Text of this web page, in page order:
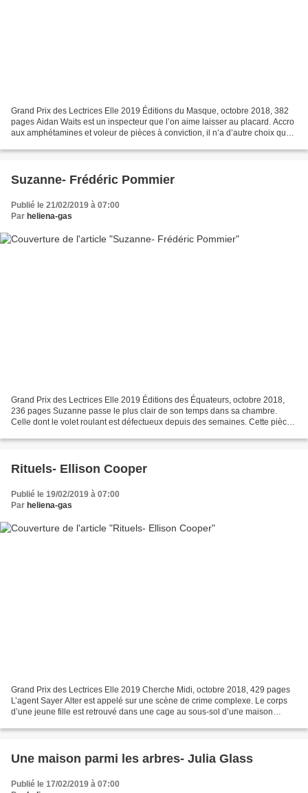
Grand Prix des Lectrices Elle 2019 Éditions du Masque, octobre 2018, 382
pages Aidan Waits est un inspecteur que l’on aime laisser au placard. Accro
aux amphétamines et voleur de pièces à conviction, il n’a d’autre choix que
Suzanne- Frédéric Pommier
Publié le 21/02/2019 à 07:00
Par heliena-gas
Grand Prix des Lectrices Elle 2019 Éditions des Équateurs, octobre 2018,
236 pages Suzanne passe le plus clair de son temps dans sa chambre.
Celle dont le volet roulant est défectueux depuis des semaines. Cette pièce
Rituels- Ellison Cooper
Publié le 19/02/2019 à 07:00
Par heliena-gas
Grand Prix des Lectrices Elle 2019 Cherche Midi, octobre 2018, 429 pages
L’agent Sayer Alter est appelé sur une scène de crime complexe. Le corps
d’une jeune fille est retrouvé dans une cage au sous-sol d’une maison
Une maison parmi les arbres- Julia Glass
Publié le 17/02/2019 à 07:00